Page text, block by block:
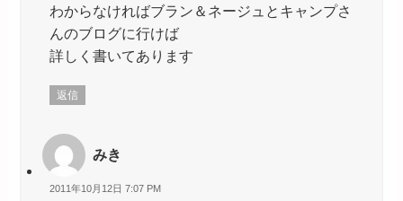
わからなければブラン＆ネージュとキャンプさ
んのブログに行けば
詳しく書いてあります
返信
みき
2011年10月12日 7:07 PM